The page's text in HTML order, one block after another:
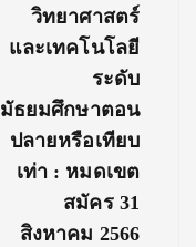
วิทยาศาสตร์
และเทคโนโลยี
ระดับ
มัธยมศึกษาตอน
ปลายหรือเทียบ
เท่า : หมดเขต
สมัคร 31
สิงหาคม 2566